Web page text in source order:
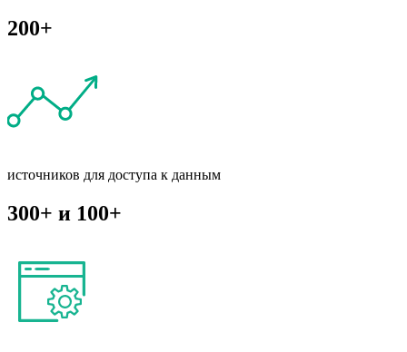
200+
источников для доступа к данным
300+ и 100+